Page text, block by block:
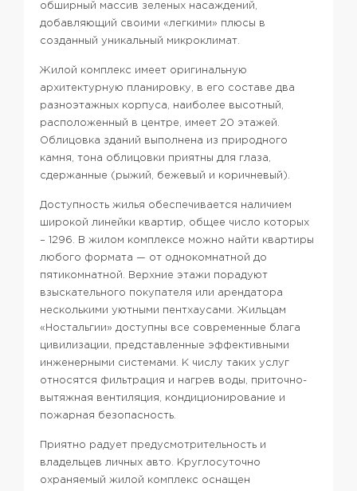
обширный массив зеленых насаждений,
добавляющий своими «легкими» плюсы в
созданный уникальный микроклимат.
Жилой комплекс имеет оригинальную
архитектурную планировку, в его составе два
разноэтажных корпуса, наиболее высотный,
расположенный в центре, имеет 20 этажей.
Облицовка зданий выполнена из природного
камня, тона облицовки приятны для глаза,
сдержанные (рыжий, бежевый и коричневый).
Доступность жилья обеспечивается наличием
широкой линейки квартир, общее число которых
– 1296. В жилом комплексе можно найти квартиры
любого формата — от однокомнатной до
пятикомнатной. Верхние этажи порадуют
взыскательного покупателя или арендатора
несколькими уютными пентхаусами. Жильцам
«Ностальгии» доступны все современные блага
цивилизации, представленные эффективными
инженерными системами. К числу таких услуг
относятся фильтрация и нагрев воды, приточно-
вытяжная вентиляция, кондиционирование и
пожарная безопасность.
Приятно радует предусмотрительность и
владельцев личных авто. Круглосуточно
охраняемый жилой комплекс оснащен